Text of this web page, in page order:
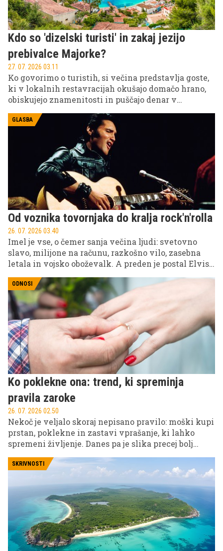
Kdo so 'dizelski turisti' in zakaj jezijo
prebivalce Majorke?
27. 07. 2026 03.11
Ko govorimo o turistih, si večina predstavlja goste,
ki v lokalnih restavracijah okušajo domačo hrano,
obiskujejo znamenitosti in puščajo denar v
zadnjih letih pojavil nov izraz za nekoliko
drugačen tip obiskovalcev: 'dizelski turisti'.
GLASBA
Od voznika tovornjaka do kralja rock'n'rolla
26. 07. 2026 03.40
Imel je vse, o čemer sanja večina ljudi: svetovno
slavo, milijone na računu, razkošno vilo, zasebna
letala in vojsko oboževalk. A preden je postal Elvis
fant iz revne družine v Mississippiju. Njegova pot
do vrha je bila neverjetna, njegov padec pa prav
tako dramatičen.
ODNOSI
Ko poklekne ona: trend, ki spreminja
pravila zaroke
26. 07. 2026 02.50
Nekoč je veljalo skoraj nepisano pravilo: moški kupi
prstan, poklekne in zastavi vprašanje, ki lahko
spremeni življenje. Danes pa je slika precej bolj
več posnetkov, na katerih so prav ženske tiste, ki
organizirajo zaroko in zaprosijo svojega partnerja.
SKRIVNOSTI